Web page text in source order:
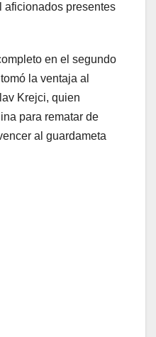
aficionados presentes
en el segundo
la ventaja al
Krejci, quien
para rematar de
al guardameta